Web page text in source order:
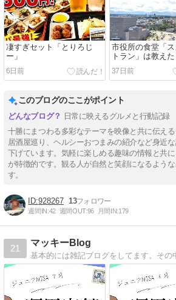
凄すぎセット「とりろじ
ー」
6日前
市役所の食堂「
トラン」は教え
い・・・
37日前
このブログのここがポイント
日常に映えるグルメと行動記録
十勝にまつわる多彩なテーマを映像と共に伝え
居酒屋巡り、ヘルシーおつまみの紹介など身近
下げています。気軽に楽しめる趣味の情報と共
が特徴的です。観る人が自然と笑顔になるよう
す。
928267 13
週間IN:42 週間OUT:96 月間IN:179
21
マッキーBlog